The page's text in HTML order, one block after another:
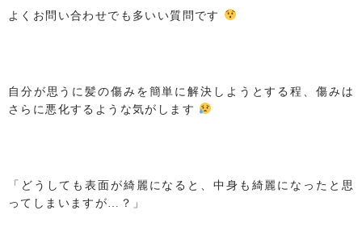
よくお問い合わせでも多いい質問です
自分が思うに髪の傷みを簡単に解決しようとする程、傷みは
さらに悪化するような気がします
「どうしても表面が綺麗になると、中身も綺麗になったと思
ってしまいますが…？」